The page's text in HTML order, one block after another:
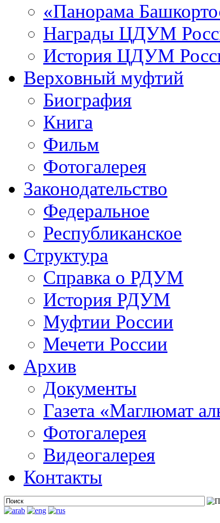
«Панорама
Награды ЦДУМ
История ЦДУМ
Верховный муфтий
Биография
Книга
Фильм
Фотогалерея
Законодательство
Федеральное
Республиканское
Структура
Справка о РДУМ
История РДУМ
Муфтии России
Мечети России
Архив
Документы
Газета «Маглюмат
Фотогалерея
Видеогалерея
Контакты